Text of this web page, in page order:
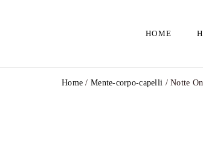
HOME
Home / Mente-corpo-capelli / Notte